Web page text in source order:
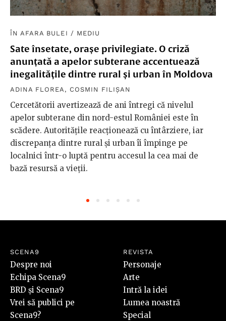
ÎN AFARA BULEI / MEDIU
Sate însetate, orașe privilegiate. O criză
anunțată a apelor subterane accentuează
inegalitățile dintre rural și urban în Moldova
ADINA FLOREA , COSMIN FILIȘAN
Cercetătorii avertizează de ani întregi că nivelul
apelor subterane din nord-estul României este în
scădere. Autoritățile reacționează cu întârziere, iar
discrepanța dintre rural și urban îi împinge pe
localnici într-o luptă pentru accesul la cea mai de
bază resursă a vieții.
SCENA9
Despre noi
Echipa Scena9
BRD și Scena9
Vrei să publici pe
Scena9?
REVISTA
Personaje
Arte
Intră la idei
Lumea noastră
Special